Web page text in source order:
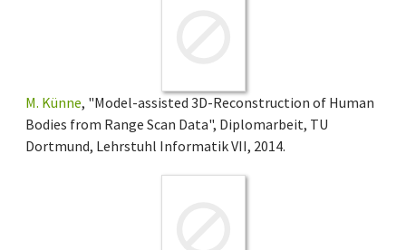
M. Künne, "Model-assisted 3D-Reconstruction of Human
Bodies from Range Scan Data", Diplomarbeit, TU
Dortmund, Lehrstuhl Informatik VII, 2014.